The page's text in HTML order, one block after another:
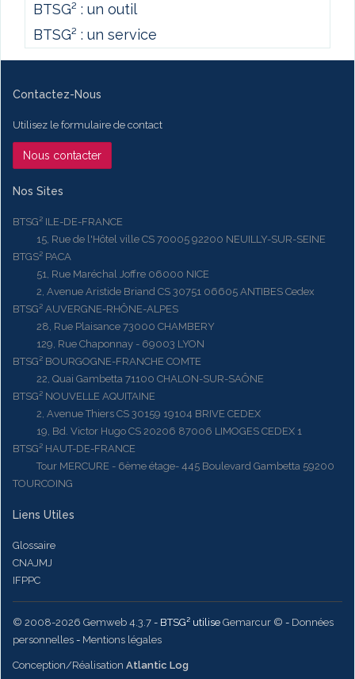
BTSG² : un outil
BTSG² : un service
Contactez-Nous
Utilisez le formulaire de contact
Nous contacter
Nos Sites
BTSG² ILE-DE-FRANCE
15, Rue de l'Hôtel ville CS 70005 92200 NEUILLY-SUR-SEINE
BTGS² PACA
51, Rue Maréchal Joffre 06000 NICE
2, Avenue Aristide Briand CS 30751 06605 ANTIBES Cedex
BTSG² AUVERGNE-RHÔNE-ALPES
28, Rue Plaisance 73000 CHAMBERY
129, Rue Chaponnay - 69003 LYON
BTSG² BOURGOGNE-FRANCHE COMTE
22, Quai Gambetta 71100 CHALON-SUR-SAÔNE
BTSG² NOUVELLE AQUITAINE
2, Avenue Thiers CS 30159 19104 BRIVE CEDEX
19, Bd. Victor Hugo CS 20206 87006 LIMOGES CEDEX 1
BTSG² HAUT-DE-FRANCE
Tour MERCURE - 6ème étage- 445 Boulevard Gambetta 59200
TOURCOING
Liens Utiles
Glossaire
CNAJMJ
IFPPC
© 2008-2026 Gemweb 4.3.7 - BTSG² utilise Gemarcur © - Données
personnelles - Mentions légales
Conception/Réalisation Atlantic Log